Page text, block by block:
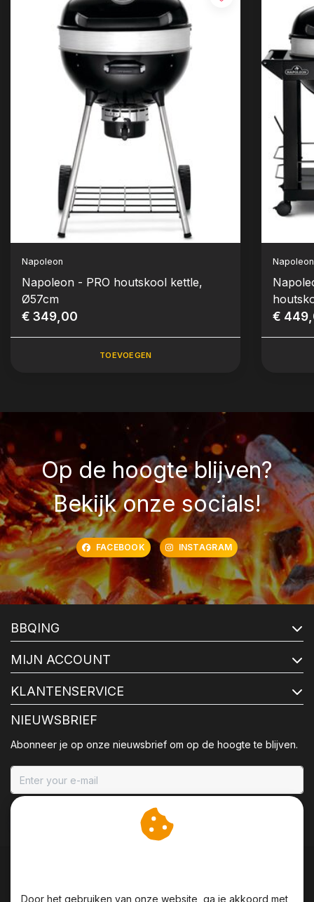
Napoleon
Napoleon - PRO houtskool kettle,
Ø57cm
€ 349,00
TOEVOEGEN
Napoleon
€
Op de hoogte blijven?
Bekijk onze socials!
FACEBOOK INSTAGRAM
BBQING
MIJN ACCOUNT
KLANTENSERVICE
NIEUWSBRIEF
Abonneer je op onze nieuwsbrief om op de hoogte te blijven.
Door het gebruiken van onze website, ga je akkoord met